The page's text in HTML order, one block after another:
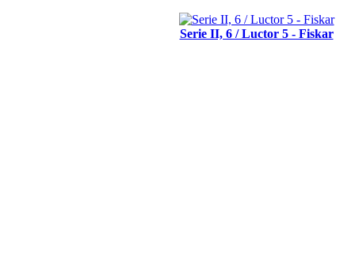
Serie II, 6 / Luctor 5 - Fiskar